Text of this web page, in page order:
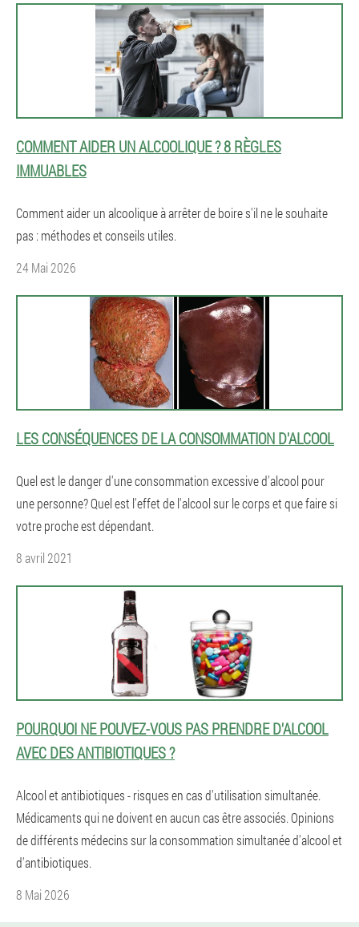
COMMENT AIDER UN ALCOOLIQUE ? 8 RÈGLES
IMMUABLES
Comment aider un alcoolique à arrêter de boire s'il ne le souhaite
pas : méthodes et conseils utiles.
24 Mai 2026
LES CONSÉQUENCES DE LA CONSOMMATION D'ALCOOL
Quel est le danger d'une consommation excessive d'alcool pour
une personne? Quel est l'effet de l'alcool sur le corps et que faire si
votre proche est dépendant.
8 avril 2021
POURQUOI NE POUVEZ-VOUS PAS PRENDRE D'ALCOOL
AVEC DES ANTIBIOTIQUES ?
Alcool et antibiotiques - risques en cas d'utilisation simultanée.
Médicaments qui ne doivent en aucun cas être associés. Opinions
de différents médecins sur la consommation simultanée d'alcool et
d'antibiotiques.
8 Mai 2026